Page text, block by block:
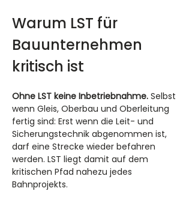
Warum LST für
Bauunternehmen
kritisch ist
Ohne LST keine Inbetriebnahme. Selbst
wenn Gleis, Oberbau und Oberleitung
fertig sind: Erst wenn die Leit- und
Sicherungstechnik abgenommen ist,
darf eine Strecke wieder befahren
werden. LST liegt damit auf dem
kritischen Pfad nahezu jedes
Bahnprojekts.